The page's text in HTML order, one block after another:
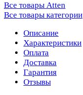
Все товары Atten
Все товары категории
Описание
Характеристики
Оплата
Доставка
Гарантия
Отзывы